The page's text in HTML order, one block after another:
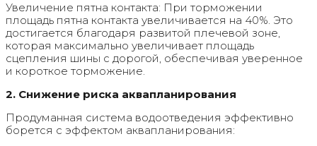
Увеличение пятна контакта: При торможении
площадь пятна контакта увеличивается на 40%. Это
достигается благодаря развитой плечевой зоне,
которая максимально увеличивает площадь
сцепления шины с дорогой, обеспечивая уверенное
и короткое торможение.
2. Снижение риска аквапланирования
Продуманная система водоотведения эффективно
борется с эффектом аквапланирования: